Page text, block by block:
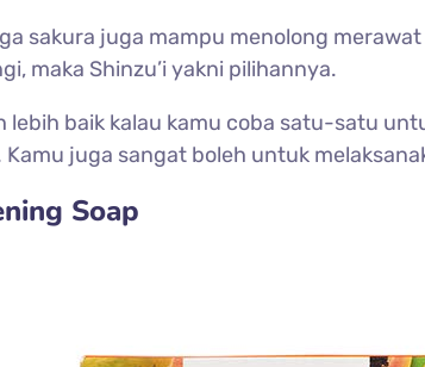
sakura juga mampu menolong
maka Shinzu’i yakni pilihannya.
lebih baik kalau kamu coba satu-satu
Kamu juga sangat boleh untuk
Soap